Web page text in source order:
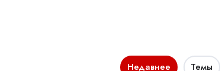
Недавнее Темы